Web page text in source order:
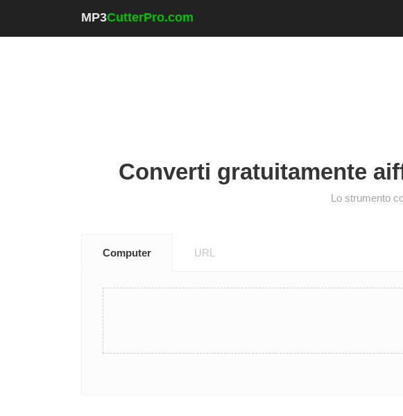
MP3CutterPro.com
Converti gratuitamente
Lo strumento
Computer URL